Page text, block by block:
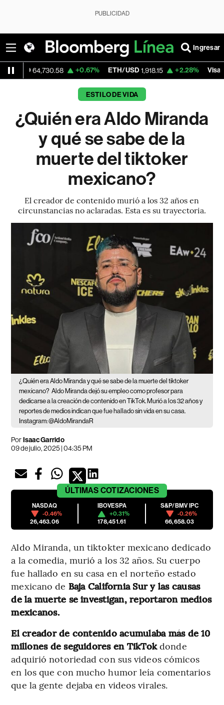
PUBLICIDAD
Ingresar
64,730.58 +0.67% ETH/USD 1,918.15 +2.28% Visa 368.73
ESTILO DE VIDA
¿Quién era Aldo Miranda
y qué se sabe de la
muerte del tiktoker
mexicano?
El creador de contenido murió a los 32 años en
circunstancias no aclaradas. Esta es su trayectoria.
¿Quién era Aldo Miranda y qué se sabe de la muerte del tiktoker
mexicano? Aldo Miranda dejó su empleo como profesor para
dedicarse a la creación de contenido en TikTok. Murió a los 32 años y
reportes de medios indican que fue hallado sin vida en su casa.
Instagram: @AldoMirandaR
PorIsaac Garrido
09 de julio, 2025 | 04:35 PM
ÚLTIMAS COTIZACIONES
NASDAQ
-0.46%
26,463.06
IBOVESPA
+0.31%
178,451.61
S&P/BMV IPC
-0.26%
66,658.03
Aldo Miranda, un tiktokter mexicano dedicado
a la comedia, murió a los 32 años. Su cuerpo
fue hallado en su casa en el norteño estado
mexicano de Baja California Sur y las causas
de la muerte se investigan, reportaron medios
mexicanos.
El creador de contenido acumulaba más de 10
millones de seguidores en TikTokdonde
adquirió notoriedad con sus videos cómicos
en los que con mucho humor leía comentarios
que la gente dejaba en videos virales.